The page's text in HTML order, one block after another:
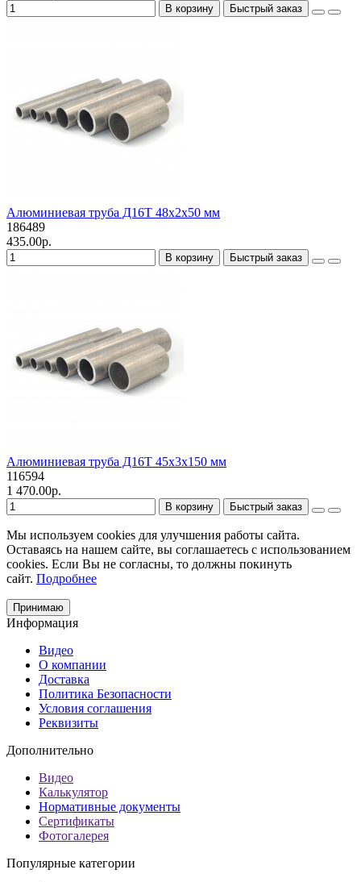
В корзину Быстрый заказ
Алюминиевая труба Д16Т 48х2х50 мм
186489
435.00р.
В корзину Быстрый заказ
Алюминиевая труба Д16Т 45х3х150 мм
116594
1 470.00р.
В корзину Быстрый заказ
Мы используем cookies для улучшения работы сайта.
Оставаясь на нашем сайте, вы соглашаетесь с использованием
cookies. Если Вы не согласны, то должны покинуть
сайт. Подробнее
Принимаю
Информация
Видео
О компании
Доставка
Политика Безопасности
Условия соглашения
Реквизиты
Дополнительно
Видео
Калькулятор
Нормативные документы
Сертификаты
Фотогалерея
Популярные категории